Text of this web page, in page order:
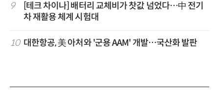
9
[테크 차이나] 배터리 교체비가 찻값 넘었다…中 전기
차 재활용 체계 시험대
10 대한항공, 美 아처와 '군용 AAM' 개발…국산화 발판